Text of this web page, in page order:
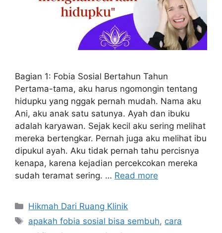
Bagian 1: Fobia Sosial Bertahun Tahun
Pertama-tama, aku harus ngomongin tentang
hidupku yang nggak pernah mudah. Nama aku
Ani, aku anak satu satunya. Ayah dan ibuku
adalah karyawan. Sejak kecil aku sering melihat
mereka bertengkar. Pernah juga aku melihat ibu
dipukul ayah. Aku tidak pernah tahu percisnya
kenapa, karena kejadian percekcokan mereka
sudah teramat sering. … Read more
Kategori
Hikmah Dari Ruang Klinik
Tag
apakah fobia sosial bisa sembuh, cara